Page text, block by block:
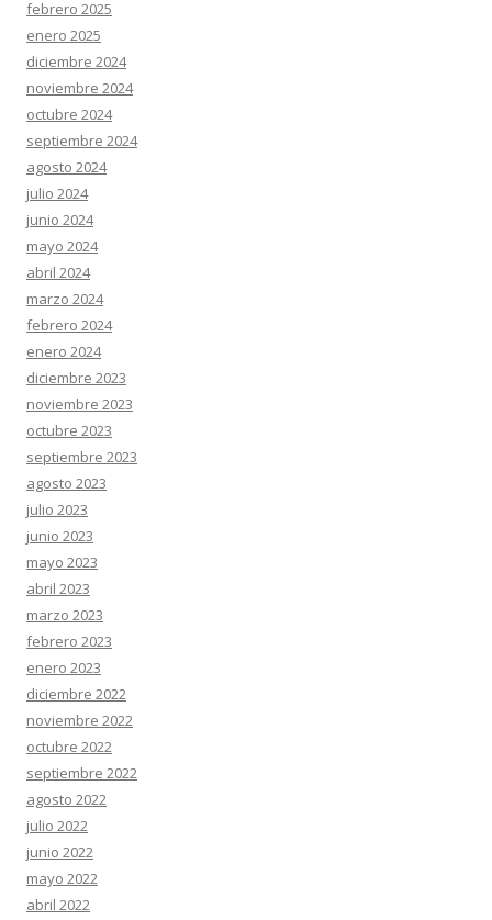
febrero 2025
enero 2025
diciembre 2024
noviembre 2024
octubre 2024
septiembre 2024
agosto 2024
julio 2024
junio 2024
mayo 2024
abril 2024
marzo 2024
febrero 2024
enero 2024
diciembre 2023
noviembre 2023
octubre 2023
septiembre 2023
agosto 2023
julio 2023
junio 2023
mayo 2023
abril 2023
marzo 2023
febrero 2023
enero 2023
diciembre 2022
noviembre 2022
octubre 2022
septiembre 2022
agosto 2022
julio 2022
junio 2022
mayo 2022
abril 2022